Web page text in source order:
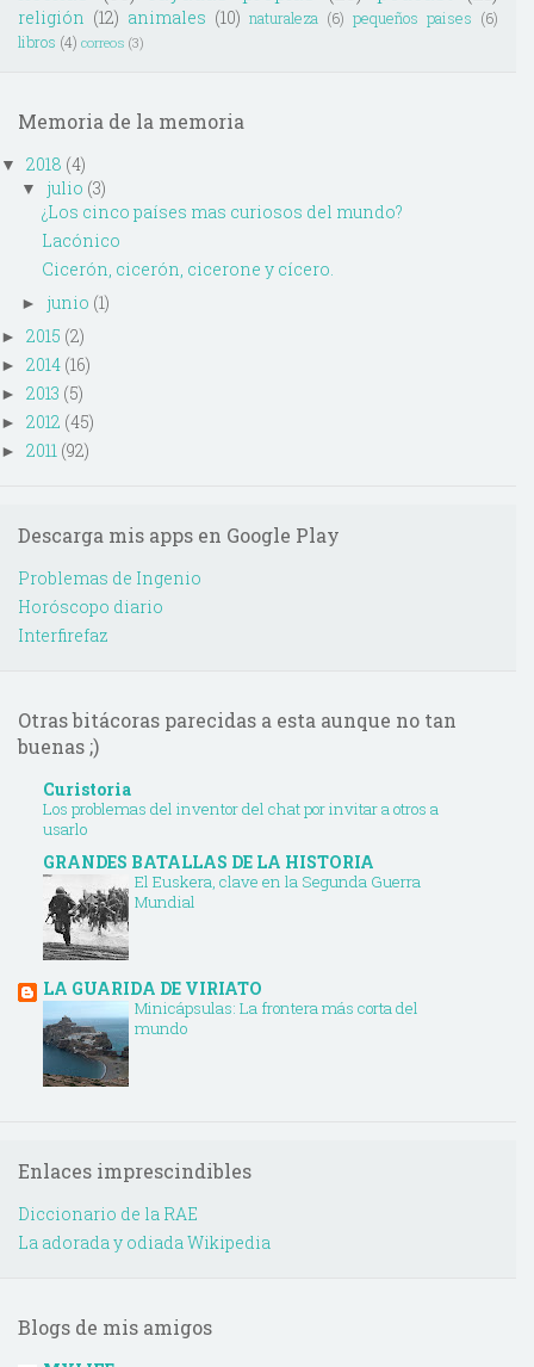
religión (12) animales (10) naturaleza (6) pequeños paises (6)
libros (4) correos (3)
Memoria de la memoria
▼ 2018 (4)
▼ julio (3)
¿Los cinco países mas curiosos del mundo?
Lacónico
Cicerón, cicerón, cicerone y cícero.
► junio (1)
► 2015 (2)
► 2014 (16)
► 2013 (5)
► 2012 (45)
► 2011 (92)
Descarga mis apps en Google Play
Problemas de Ingenio
Horóscopo diario
Interfirefaz
Otras bitácoras parecidas a esta aunque no tan
buenas ;)
Curistoria
Los problemas del inventor del chat por invitar a otros a
usarlo
GRANDES BATALLAS DE LA HISTORIA
El Euskera, clave en la Segunda Guerra
Mundial
LA GUARIDA DE VIRIATO
Minicápsulas: La frontera más corta del
mundo
Enlaces imprescindibles
Diccionario de la RAE
La adorada y odiada Wikipedia
Blogs de mis amigos